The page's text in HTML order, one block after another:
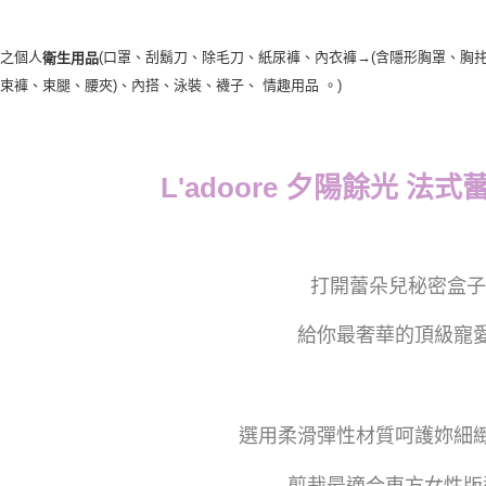
個人衛生用品(口罩、刮鬍刀、除毛刀、紙尿褲、內衣褲→(含隱形胸罩、胸
褲、束腿、腰夾) 、內搭、泳裝、襪子、 情趣用品 。)
L'adoore 夕陽餘光 法式
打開蕾朵兒秘密盒子
給你最奢華的頂級寵
選用柔滑彈性材質呵護妳細